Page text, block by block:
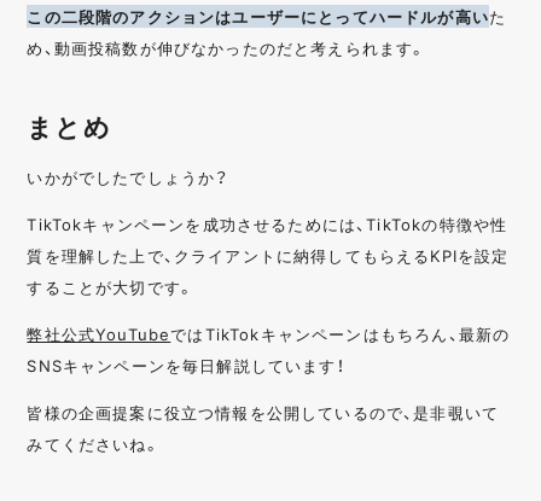
この二段階のアクションはユーザーにとってハードルが高いた
め、動画投稿数が伸びなかったのだと考えられます。
まとめ
いかがでしたでしょうか？
TikTokキャンペーンを成功させるためには、TikTokの特徴や性
質を理解した上で、クライアントに納得してもらえるKPIを設定
することが大切です。
弊社公式YouTubeではTikTokキャンペーンはもちろん、最新の
SNSキャンペーンを毎日解説しています！
皆様の企画提案に役立つ情報を公開しているので、是非覗いて
みてくださいね。